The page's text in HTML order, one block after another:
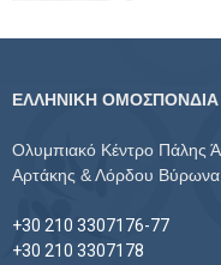
ΕΛΛΗΝΙΚΗ
Ολυμπιακό Κέντρο Πάλης
Αρτάκης & Λόρδου
+30 210 3307176-77
+30 210 3307178